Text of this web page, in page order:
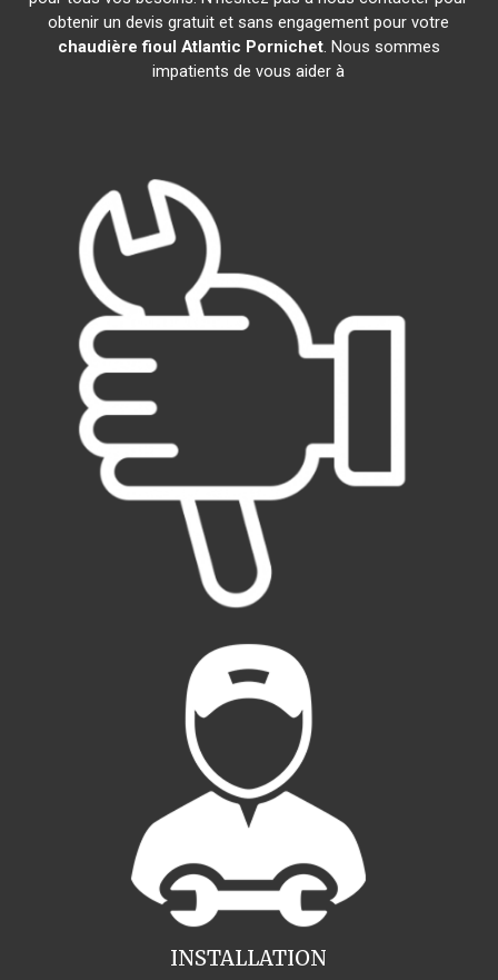
obtenir un devis gratuit et sans engagement pour votre
chaudière fioul Atlantic Pornichet. Nous sommes
impatients de vous aider à
INSTALLATION